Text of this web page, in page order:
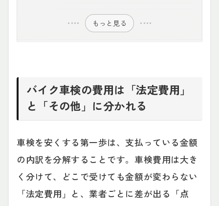
もっと見る
バイク車検の費用は「法定費用」
と「その他」に分かれる
車検を安くする第一歩は、支払っている金額
の内訳を分解することです。車検費用は大き
く分けて、どこで受けても金額が変わらない
「法定費用」と、業者ごとに差が出る「点